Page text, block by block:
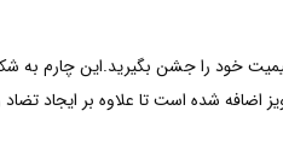
شده است تا علاوه بر ایجاد تضاد